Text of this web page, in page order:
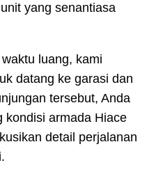
yang senantiasa
luang, kami
datang ke garasi dan
tersebut, Anda
kondisi armada Hiace
detail perjalanan